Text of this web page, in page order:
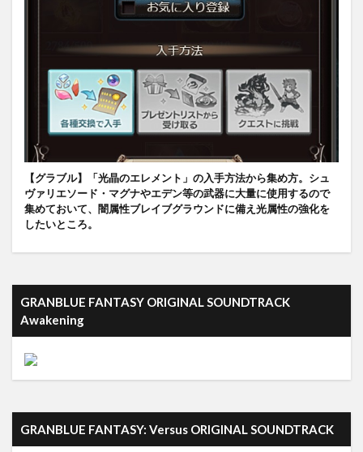
【グラブル】「光晶のエレメント」の入手方法から集め方。シュ
ヴァリエソード・マグナやエデン等の武器に大量に使用するので
集めておいて、闇属性ブレイブグラウンドに備え光属性の強化を
したいところ。
GRANBLUE FANTASY ORIGINAL SOUNDTRACK
Awakening
GRANBLUE FANTASY: Versus ORIGINAL SOUNDTRACK